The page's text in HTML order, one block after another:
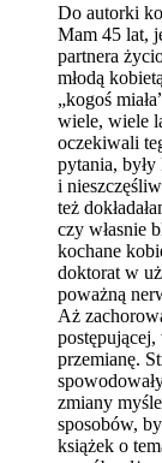
Do autorki
Mam 45 lat,
partnera
młodą
„kogoś
wiele, wiele
oczekiwali
pytania, były
i
też
czy własnie
kochane
doktorat w
poważną
Aż
postępującej,
przemianę.
zmiany
sposobów,
książek o